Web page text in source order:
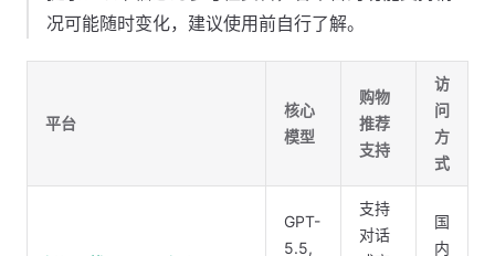
况可能随时变化，建议使用前自行了解。
平台
核心
模型
购物
推荐
支持
访
问
方
式
GPT-
5.5,
支持
对话
国
内